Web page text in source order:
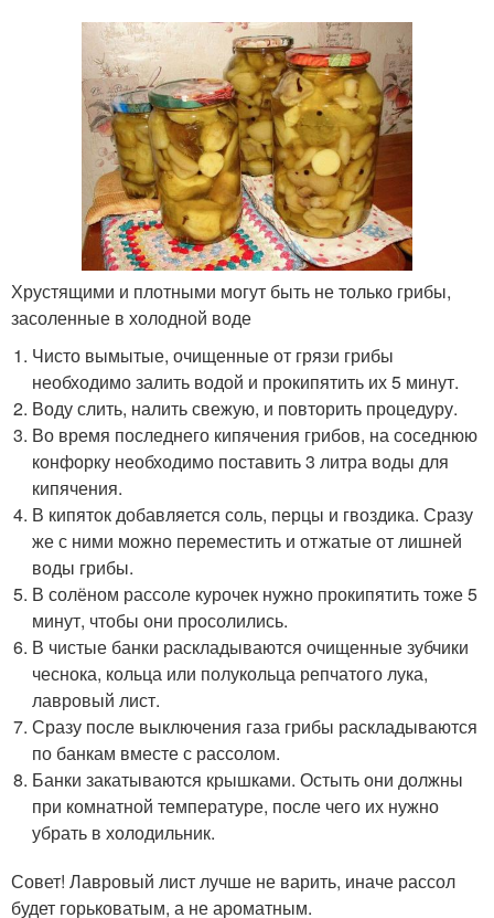
Хрустящими и плотными могут быть не только грибы,
засоленные в холодной воде
Чисто вымытые, очищенные от грязи грибы
необходимо залить водой и прокипятить их 5 минут.
Воду слить, налить свежую, и повторить процедуру.
Во время последнего кипячения грибов, на соседнюю
конфорку необходимо поставить 3 литра воды для
кипячения.
В кипяток добавляется соль, перцы и гвоздика. Сразу
же с ними можно переместить и отжатые от лишней
воды грибы.
В солёном рассоле курочек нужно прокипятить тоже 5
минут, чтобы они просолились.
В чистые банки раскладываются очищенные зубчики
чеснока, кольца или полукольца репчатого лука,
лавровый лист.
Сразу после выключения газа грибы раскладываются
по банкам вместе с рассолом.
Банки закатываются крышками. Остыть они должны
при комнатной температуре, после чего их нужно
убрать в холодильник.
Совет! Лавровый лист лучше не варить, иначе рассол
будет горьковатым, а не ароматным.